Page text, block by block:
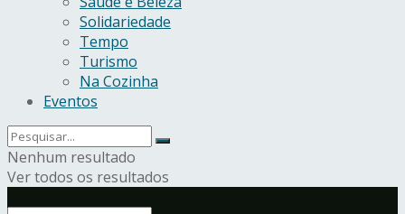
Solidariedade
Tempo
Turismo
Na Cozinha
Eventos
Nenhum resultado
Ver todos os resultados